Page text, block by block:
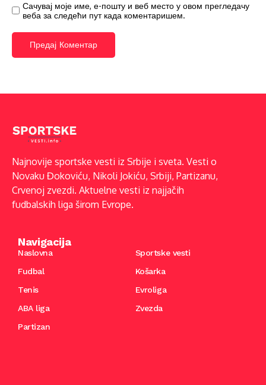
Сачувај моје име, е-пошту и веб место у овом прегледачу
веба за следећи пут када коментаришем.
Najnovije sportske vesti iz Srbije i sveta. Vesti o
Novaku Đokoviću, Nikoli Jokiću, Srbiji, Partizanu,
Crvenoj zvezdi. Aktuelne vesti iz najjačih
fudbalskih liga širom Evrope.
Navigacija
Naslovna
Sportske vesti
Fudbal
Košarka
Tenis
Evroliga
ABA liga
Zvezda
Partizan